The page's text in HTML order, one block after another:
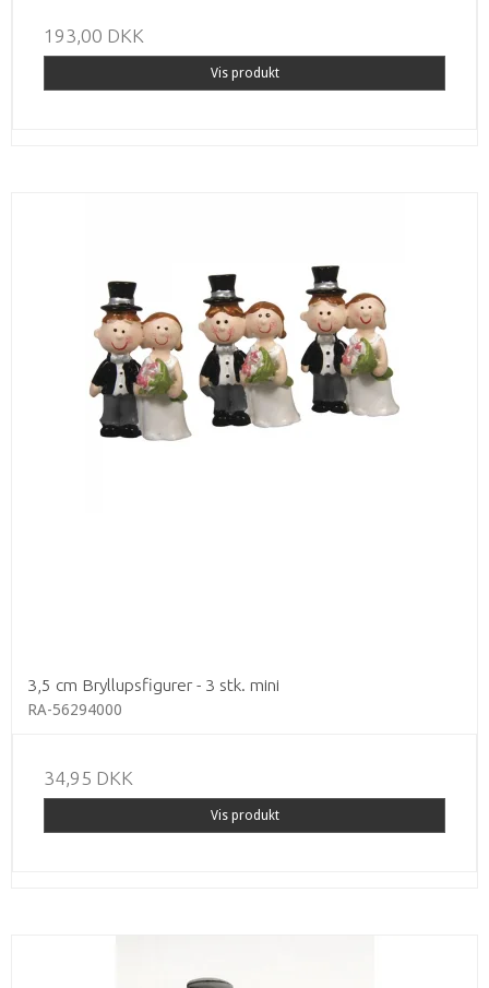
193,00 DKK
Vis produkt
3,5 cm Bryllupsfigurer - 3 stk. mini
RA-56294000
34,95 DKK
Vis produkt